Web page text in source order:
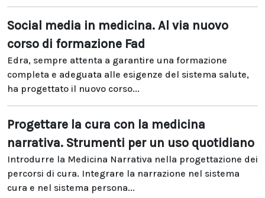
Social media in medicina. Al via nuovo
corso di formazione Fad
Edra, sempre attenta a garantire una formazione
completa e adeguata alle esigenze del sistema salute,
ha progettato il nuovo corso...
Progettare la cura con la medicina
narrativa. Strumenti per un uso quotidiano
Introdurre la Medicina Narrativa nella progettazione dei
percorsi di cura. Integrare la narrazione nel sistema
cura e nel sistema persona...